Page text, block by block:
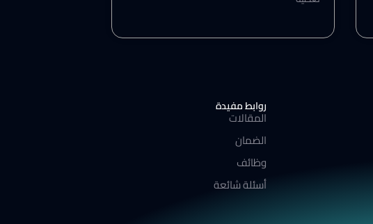
روابط مفيدة
المقالات
الضمان
وظائف
أسئلة شائعة